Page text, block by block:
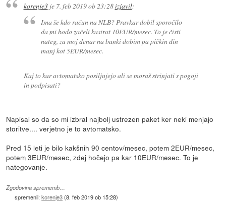
korenje3je 7. feb 2019 ob 23:28izjavil:
Ima še kdo račun na NLB? Pravkar dobil sporočilo
da mi bodo začeli kasirat 10EUR/mesec. To je čisti
nateg, za moj denar na banki dobim pa pičkin din
manj kot 5EUR/mesec.
Kaj to kar avtomatsko posiljujejo ali se moraš strinjati s pogoji
in podpisati?
Napisal so da so mi izbral najbolj ustrezen paket ker neki menjajo
storitve.... verjetno je to avtomatsko.
Pred 15 leti je bilo kakšnih 90 centov/mesec, potem 2EUR/mesec,
potem 3EUR/mesec, zdej hočejo pa kar 10EUR/mesec. To je
nategovanje.
Zgodovina sprememb…
spremenil:korenje3(8. feb 2019 ob 15:28)